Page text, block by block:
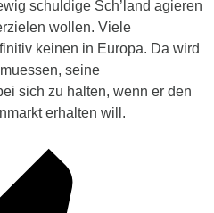
schuldige Sch’land agieren
wollen. Viele
keinen in Europa. Da wird
seine
sich zu halten, wenn er den
erhalten will.